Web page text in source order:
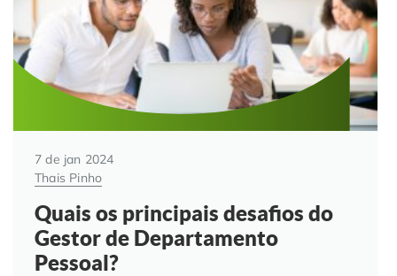
7 de jan 2024
Thais Pinho
Quais os principais desafios do
Gestor de Departamento
Pessoal?